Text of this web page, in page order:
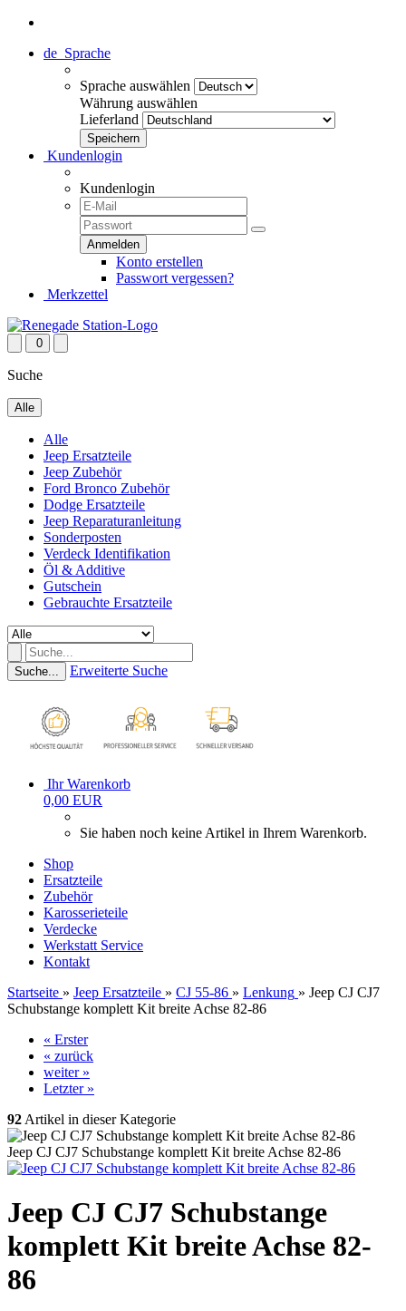
de Sprache
Sprache auswählen
Währung auswählen
Lieferland
Kundenlogin
Kundenlogin
Konto erstellen
Passwort vergessen?
Merkzettel
0
Suche
Alle
Alle
Jeep Ersatzteile
Jeep Zubehör
Ford Bronco Zubehör
Dodge Ersatzteile
Jeep Reparaturanleitung
Sonderposten
Verdeck Identifikation
Öl & Additive
Gutschein
Gebrauchte Ersatzteile
Suche... Erweiterte Suche
Ihr Warenkorb
0,00 EUR
Sie haben noch keine Artikel in Ihrem Warenkorb.
Shop
Ersatzteile
Zubehör
Karosserieteile
Verdecke
Werkstatt Service
Kontakt
Startseite » Jeep Ersatzteile » CJ 55-86 » Lenkung » Jeep CJ CJ7
Schubstange komplett Kit breite Achse 82-86
« Erster
« zurück
weiter »
Letzter »
92 Artikel in dieser Kategorie
Jeep CJ CJ7 Schubstange komplett Kit breite Achse 82-86
Jeep CJ CJ7 Schubstange
komplett Kit breite Achse 82-
86